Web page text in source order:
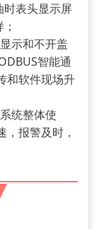
时表头显示屏
示和不开盖
智能通
和软件现场升
统整体使
，报警及时，